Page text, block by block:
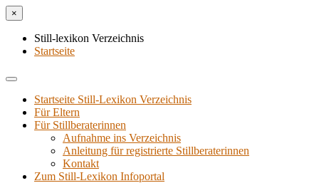
×
Still-lexikon Verzeichnis
Startseite
Startseite Still-Lexikon Verzeichnis
Für Eltern
Für Stillberaterinnen
Aufnahme ins Verzeichnis
Anlei­tung für regis­trier­te Stillberaterinnen
Kon­takt
Zum Still-Lexikon Infoportal